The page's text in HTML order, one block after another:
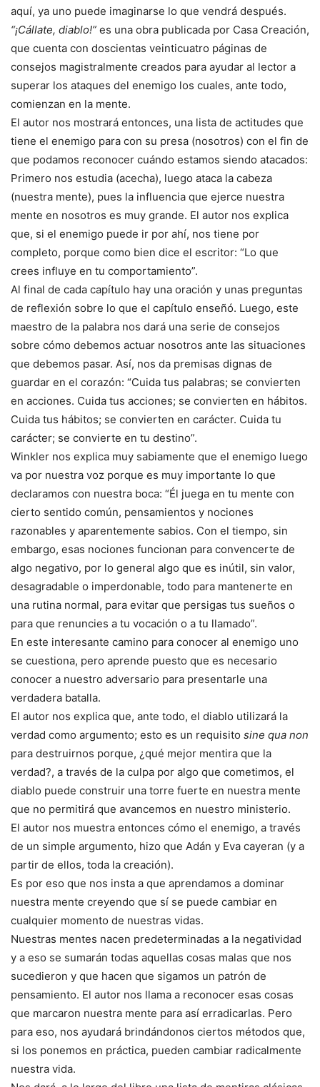
aquí, ya uno puede imaginarse lo que vendrá después.
“¡Cállate, diablo!” es una obra publicada por Casa Creación,
que cuenta con doscientas veinticuatro páginas de
consejos magistralmente creados para ayudar al lector a
superar los ataques del enemigo los cuales, ante todo,
comienzan en la mente.
El autor nos mostrará entonces, una lista de actitudes que
tiene el enemigo para con su presa (nosotros) con el fin de
que podamos reconocer cuándo estamos siendo atacados:
Primero nos estudia (acecha), luego ataca la cabeza
(nuestra mente), pues la influencia que ejerce nuestra
mente en nosotros es muy grande. El autor nos explica
que, si el enemigo puede ir por ahí, nos tiene por
completo, porque como bien dice el escritor: “Lo que
crees influye en tu comportamiento”.
Al final de cada capítulo hay una oración y unas preguntas
de reflexión sobre lo que el capítulo enseñó. Luego, este
maestro de la palabra nos dará una serie de consejos
sobre cómo debemos actuar nosotros ante las situaciones
que debemos pasar. Así, nos da premisas dignas de
guardar en el corazón: “Cuida tus palabras; se convierten
en acciones. Cuida tus acciones; se convierten en hábitos.
Cuida tus hábitos; se convierten en carácter. Cuida tu
carácter; se convierte en tu destino”.
Winkler nos explica muy sabiamente que el enemigo luego
va por nuestra voz porque es muy importante lo que
declaramos con nuestra boca: “Él juega en tu mente con
cierto sentido común, pensamientos y nociones
razonables y aparentemente sabios. Con el tiempo, sin
embargo, esas nociones funcionan para convencerte de
algo negativo, por lo general algo que es inútil, sin valor,
desagradable o imperdonable, todo para mantenerte en
una rutina normal, para evitar que persigas tus sueños o
para que renuncies a tu vocación o a tu llamado”.
En este interesante camino para conocer al enemigo uno
se cuestiona, pero aprende puesto que es necesario
conocer a nuestro adversario para presentarle una
verdadera batalla.
El autor nos explica que, ante todo, el diablo utilizará la
verdad como argumento; esto es un requisito sine qua non
para destruirnos porque, ¿qué mejor mentira que la
verdad?, a través de la culpa por algo que cometimos, el
diablo puede construir una torre fuerte en nuestra mente
que no permitirá que avancemos en nuestro ministerio.
El autor nos muestra entonces cómo el enemigo, a través
de un simple argumento, hizo que Adán y Eva cayeran (y a
partir de ellos, toda la creación).
Es por eso que nos insta a que aprendamos a dominar
nuestra mente creyendo que sí se puede cambiar en
cualquier momento de nuestras vidas.
Nuestras mentes nacen predeterminadas a la negatividad
y a eso se sumarán todas aquellas cosas malas que nos
sucedieron y que hacen que sigamos un patrón de
pensamiento. El autor nos llama a reconocer esas cosas
que marcaron nuestra mente para así erradicarlas. Pero
para eso, nos ayudará brindándonos ciertos métodos que,
si los ponemos en práctica, pueden cambiar radicalmente
nuestra vida.